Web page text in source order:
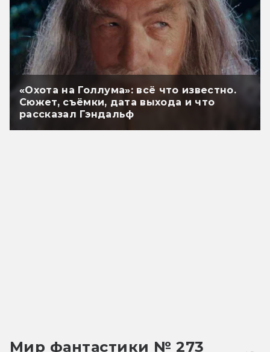
«Охота на Голлума»: всё что известно.
Сюжет, съёмки, дата выхода и что
рассказал Гэндальф
Мир фантастики № 273